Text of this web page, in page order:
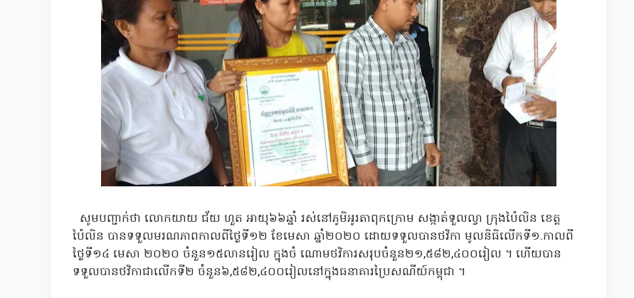
សូមបញ្ជាក់ថា លោកយាយ ជ័យ ហួត អាយុ៦៦ឆ្នាំ រស់នៅភូមិអូរតាពុកក្រោម សង្កាត់ទួលល្វា ក្រុងប៉ៃលិន ខេត្ត
ប៉ៃលិន បានទទួលមរណភាពកាលពីថ្ងៃទី១២ ខែមេសា ឆ្នាំ២០២០ ដោយទទួលបានថវិកា មូលនិធិលើកទី១.កាលពី
ថ្ងៃទី១៤ មេសា ២០២០ ចំនួន១៥លានរៀល ក្នុងចំ ណោមថវិការសរុបចំនួន២១,៥៨២,៤០០រៀល ។ ហើយបាន
ទទួលបានថវិកាជាលើកទី២ ចំនួន៦,៥៨២,៤០០រៀលនៅក្នុងធនាគារប្រៃសណីយ៍កម្ពុជា ។